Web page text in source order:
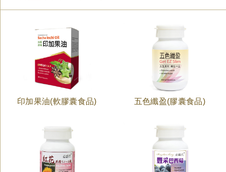
印加果油(軟膠囊食品) 五色纖盈(膠囊食品)